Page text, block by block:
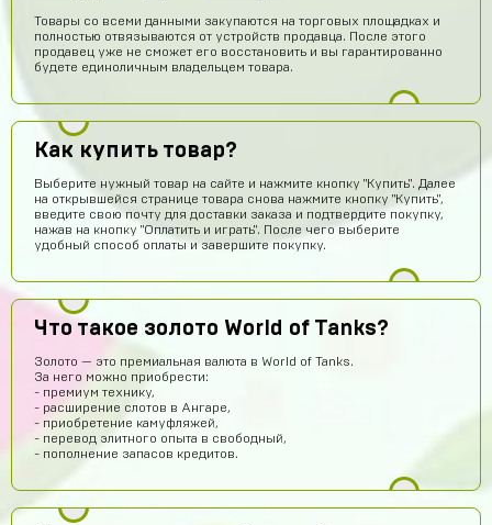
Товары со всеми данными закупаются на торговых площадках и
полностью отвязываются от устройств продавца. После этого
продавец уже не сможет его восстановить и вы гарантированно
будете единоличным владельцем товара.
Как купить товар?
Выберите нужный товар на сайте и нажмите кнопку "Купить". Далее
на открывшейся странице товара снова нажмите кнопку "Купить",
введите свою почту для доставки заказа и подтвердите покупку,
нажав на кнопку "Оплатить и играть". После чего выберите
удобный способ оплаты и завершите покупку.
Что такое золото World of Tanks?
Золото — это премиальная валюта в World of Tanks.
За него можно приобрести:
- премиум технику,
- расширение слотов в Ангаре,
- приобретение камуфляжей,
- перевод элитного опыта в свободный,
- пополнение запасов кредитов.
Рома Кузнецов
тут точно не кидают я проверил
Абукар Хамхоев
Top
Игорь Богданович
Збс, не обман👌
Vladislav Vporyade 11 часов назад